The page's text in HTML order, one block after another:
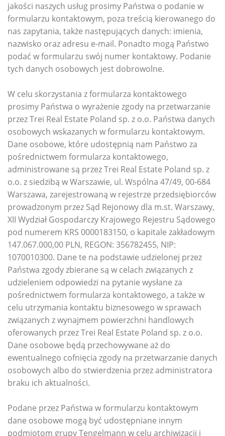
jakości naszych usług prosimy Państwa o podanie w
formularzu kontaktowym, poza treścią kierowanego do
nas zapytania, także następujących danych: imienia,
nazwisko oraz adresu e-mail. Ponadto mogą Państwo
podać w formularzu swój numer kontaktowy. Podanie
tych danych osobowych jest dobrowolne.
W celu skorzystania z formularza kontaktowego
prosimy Państwa o wyrażenie zgody na przetwarzanie
przez Trei Real Estate Poland sp. z o.o. Państwa danych
osobowych wskazanych w formularzu kontaktowym.
Dane osobowe, które udostępnią nam Państwo za
pośrednictwem formularza kontaktowego,
administrowane są przez Trei Real Estate Poland sp. z
o.o. z siedzibą w Warszawie, ul. Wspólna 47/49, 00-684
Warszawa, zarejestrowaną w rejestrze przedsiębiorców
prowadzonym przez Sąd Rejonowy dla m.st. Warszawy,
XII Wydział Gospodarczy Krajowego Rejestru Sądowego
pod numerem KRS 0000183150, o kapitale zakładowym
147.067.000,00 PLN, REGON: 356782455, NIP:
1070010300. Dane te na podstawie udzielonej przez
Państwa zgody zbierane są w celach związanych z
udzieleniem odpowiedzi na pytanie wysłane za
pośrednictwem formularza kontaktowego, a także w
celu utrzymania kontaktu biznesowego w sprawach
związanych z wynajmem powierzchni handlowych
oferowanych przez Trei Real Estate Poland sp. z o.o.
Dane osobowe będą przechowywane aż do
ewentualnego cofnięcia zgody na przetwarzanie danych
osobowych albo do stwierdzenia przez administratora
braku ich aktualności.
Podane przez Państwa w formularzu kontaktowym
dane osobowe mogą być udostępniane innym
podmiotom grupy Tengelmann w celu archiwizacji i